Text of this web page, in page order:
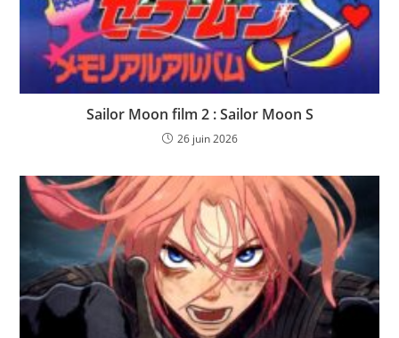
Sailor Moon film 2 : Sailor Moon S
26 juin 2026